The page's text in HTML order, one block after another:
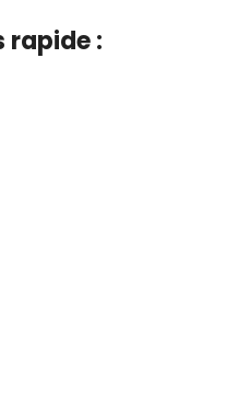
rapide :